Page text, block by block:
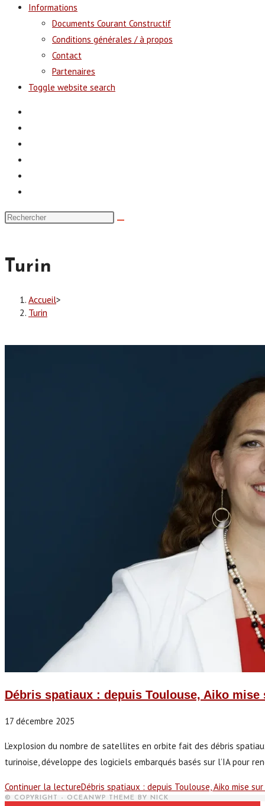
Informations
Documents Courant Constructif
Conditions générales / à propos
Contact
Partenaires
Toggle website search
Turin
Accueil>
Turin
Débris spatiaux : depuis Toulouse, Aiko
17 décembre 2025
L’explosion du nombre de satellites en orbite fait des débris
turinoise, développe des logiciels embarqués basés sur l’IA pour
Continuer la lectureDébris spatiaux : depuis Toulouse, Aiko mise
© COPYRIGHT - OCEANWP THEME BY NICK